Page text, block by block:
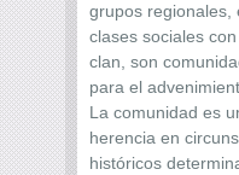
grupos regionales,
clases sociales
clan, son
para el
La comunidad es
herencia en
históricos